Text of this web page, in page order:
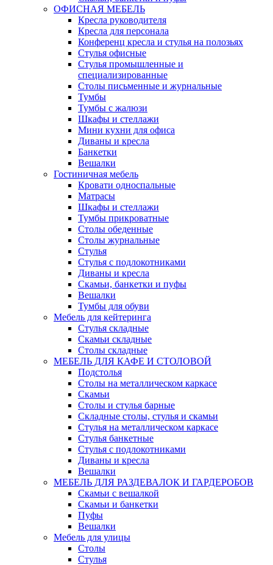
ОФИСНАЯ МЕБЕЛЬ
Кресла руководителя
Кресла для персонала
Конференц кресла и стулья на полозьях
Стулья офисные
Стулья промышленные и
специализированные
Столы письменные и журнальные
Тумбы
Тумбы с жалюзи
Шкафы и стеллажи
Мини кухни для офиса
Диваны и кресла
Банкетки
Вешалки
Гостиничная мебель
Кровати односпальные
Матрасы
Шкафы и стеллажи
Тумбы прикроватные
Столы обеденные
Столы журнальные
Стулья
Стулья с подлокотниками
Диваны и кресла
Скамьи, банкетки и пуфы
Вешалки
Тумбы для обуви
Мебель для кейтеринга
Стулья складные
Скамьи складные
Столы складные
МЕБЕЛЬ ДЛЯ КАФЕ И СТОЛОВОЙ
Подстолья
Столы на металлическом каркасе
Скамьи
Столы и стулья барные
Складные столы, стулья и скамьи
Стулья на металлическом каркасе
Стулья банкетные
Стулья с подлокотниками
Диваны и кресла
Вешалки
МЕБЕЛЬ ДЛЯ РАЗДЕВАЛОК И ГАРДЕРОБОВ
Скамьи с вешалкой
Скамьи и банкетки
Пуфы
Вешалки
Мебель для улицы
Столы
Стулья